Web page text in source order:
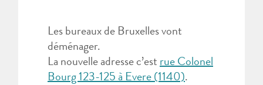
Les bureaux de Bruxelles vont
déménager.
La nouvelle adresse c’est rue Colonel
Bourg 123-125 à Evere (1140).